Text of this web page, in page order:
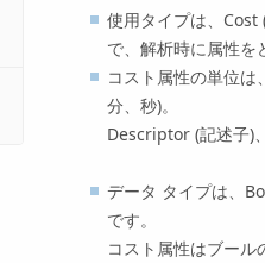
使用タイプは、
で、解析時に属性を
コスト属性の単位
分、秒)。
Descriptor (記述子)
データ タイプは、
です。
コスト属性はブー